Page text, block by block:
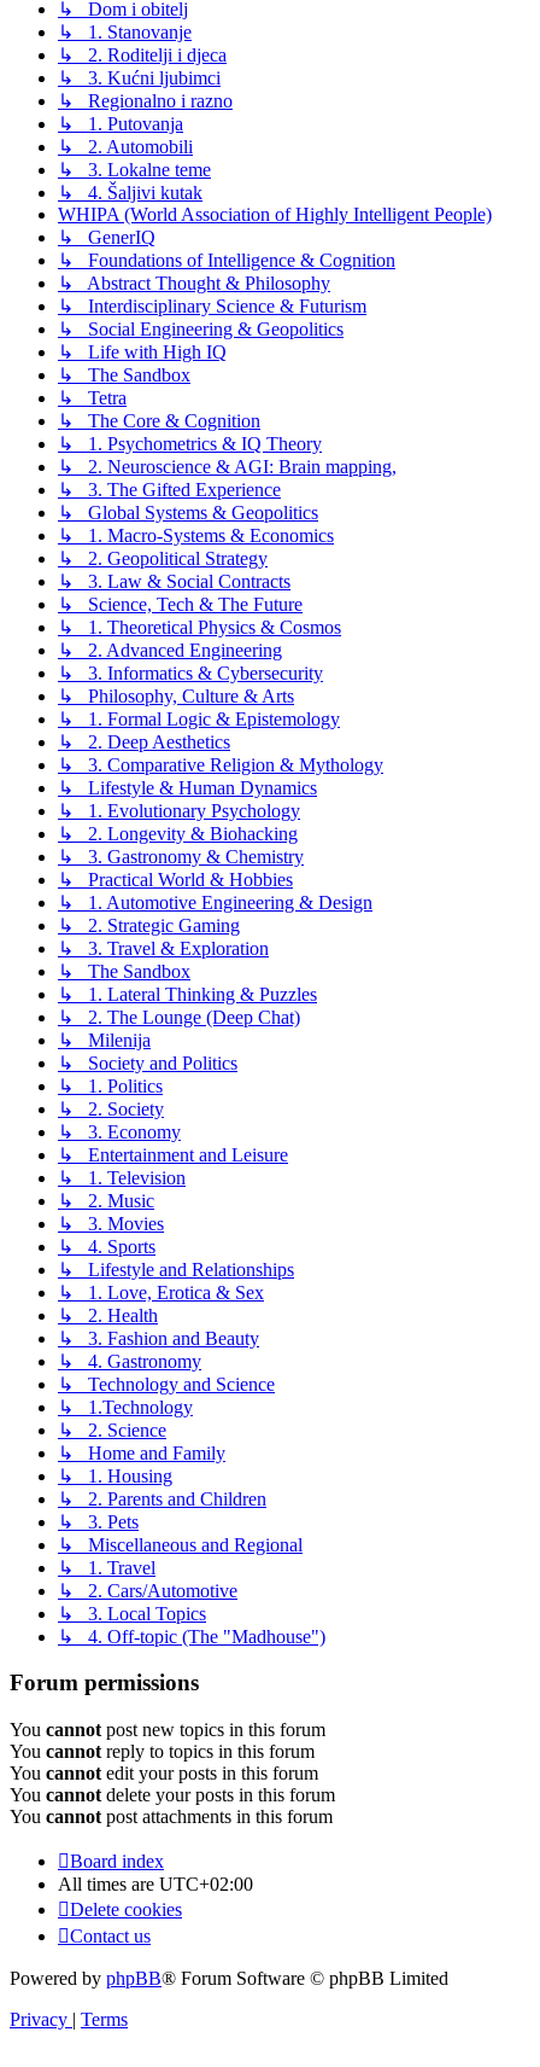
↳ Dom i obitelj
↳ 1. Stanovanje
↳ 2. Roditelji i djeca
↳ 3. Kućni ljubimci
↳ Regionalno i razno
↳ 1. Putovanja
↳ 2. Automobili
↳ 3. Lokalne teme
↳ 4. Šaljivi kutak
WHIPA (World Association of Highly Intelligent People)
↳ GenerIQ
↳ Foundations of Intelligence & Cognition
↳ Abstract Thought & Philosophy
↳ Interdisciplinary Science & Futurism
↳ Social Engineering & Geopolitics
↳ Life with High IQ
↳ The Sandbox
↳ Tetra
↳ The Core & Cognition
↳ 1. Psychometrics & IQ Theory
↳ 2. Neuroscience & AGI: Brain mapping,
↳ 3. The Gifted Experience
↳ Global Systems & Geopolitics
↳ 1. Macro-Systems & Economics
↳ 2. Geopolitical Strategy
↳ 3. Law & Social Contracts
↳ Science, Tech & The Future
↳ 1. Theoretical Physics & Cosmos
↳ 2. Advanced Engineering
↳ 3. Informatics & Cybersecurity
↳ Philosophy, Culture & Arts
↳ 1. Formal Logic & Epistemology
↳ 2. Deep Aesthetics
↳ 3. Comparative Religion & Mythology
↳ Lifestyle & Human Dynamics
↳ 1. Evolutionary Psychology
↳ 2. Longevity & Biohacking
↳ 3. Gastronomy & Chemistry
↳ Practical World & Hobbies
↳ 1. Automotive Engineering & Design
↳ 2. Strategic Gaming
↳ 3. Travel & Exploration
↳ The Sandbox
↳ 1. Lateral Thinking & Puzzles
↳ 2. The Lounge (Deep Chat)
↳ Milenija
↳ Society and Politics
↳ 1. Politics
↳ 2. Society
↳ 3. Economy
↳ Entertainment and Leisure
↳ 1. Television
↳ 2. Music
↳ 3. Movies
↳ 4. Sports
↳ Lifestyle and Relationships
↳ 1. Love, Erotica & Sex
↳ 2. Health
↳ 3. Fashion and Beauty
↳ 4. Gastronomy
↳ Technology and Science
↳ 1.Technology
↳ 2. Science
↳ Home and Family
↳ 1. Housing
↳ 2. Parents and Children
↳ 3. Pets
↳ Miscellaneous and Regional
↳ 1. Travel
↳ 2. Cars/Automotive
↳ 3. Local Topics
↳ 4. Off-topic (The "Madhouse")
Forum permissions
You cannot post new topics in this forum
You cannot reply to topics in this forum
You cannot edit your posts in this forum
You cannot delete your posts in this forum
You cannot post attachments in this forum
Board index
All times are UTC+02:00
Delete cookies
Contact us
Powered by phpBB® Forum Software © phpBB Limited
Privacy | Terms